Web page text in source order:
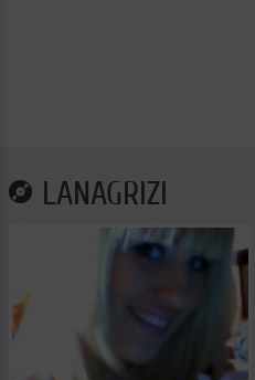
LANAGRIZI